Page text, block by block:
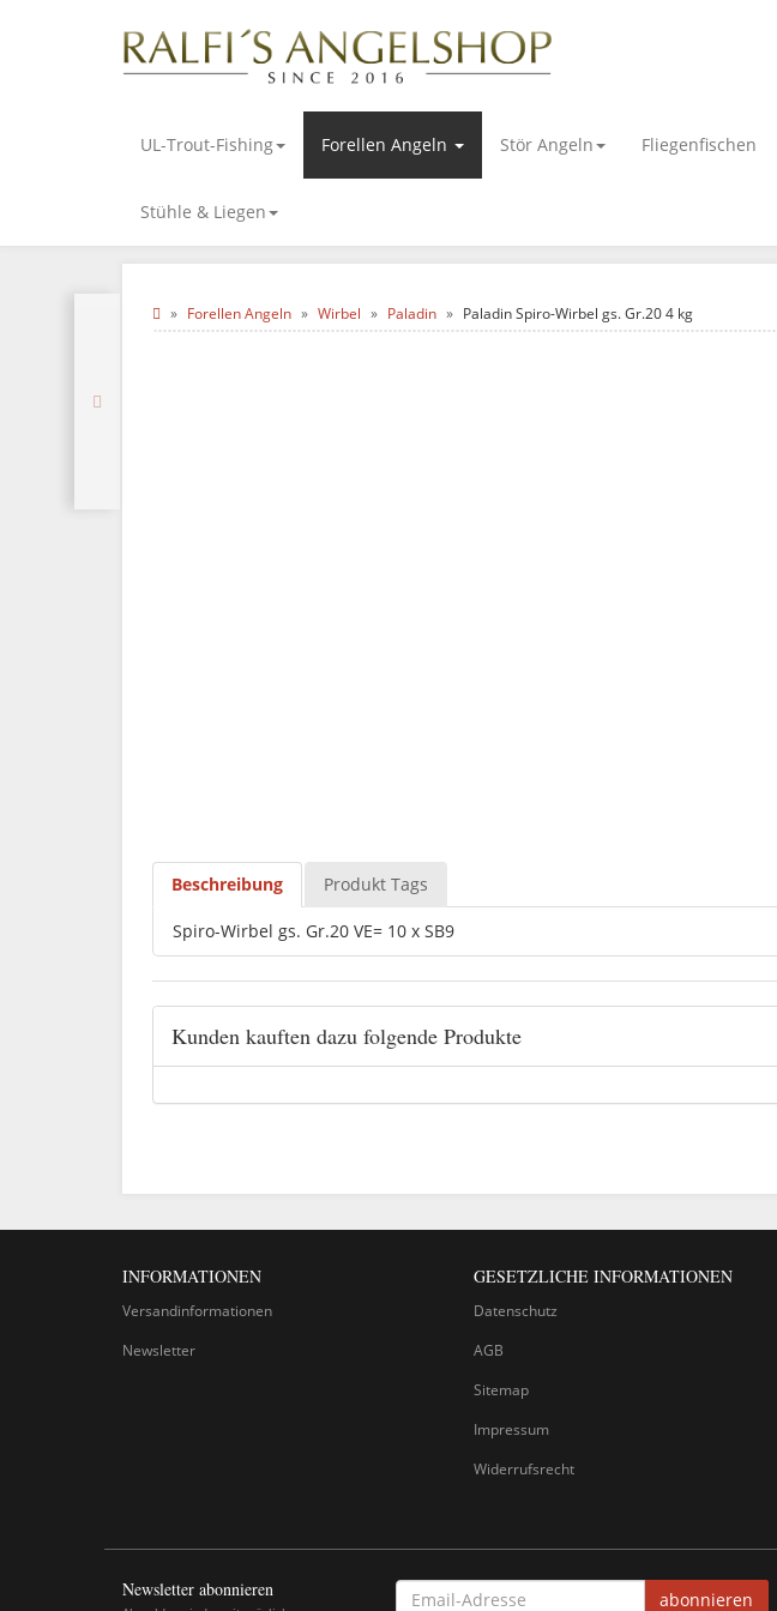
UL-Trout-Fishing Forellen Angeln Stör Angeln Fliegenfischen
Stühle & Liegen
Forellen Angeln Wirbel Paladin Paladin Spiro-Wirbel gs. Gr.20 4 kg
Beschreibung Produkt Tags
Spiro-Wirbel gs. Gr.20 VE= 10 x SB9
Kunden kauften dazu folgende Produkte
INFORMATIONEN
Versandinformationen
Newsletter
GESETZLICHE INFORMATIONEN
Datenschutz
AGB
Sitemap
Impressum
Widerrufsrecht
Newsletter abonnieren
EMAIL-
abonnieren